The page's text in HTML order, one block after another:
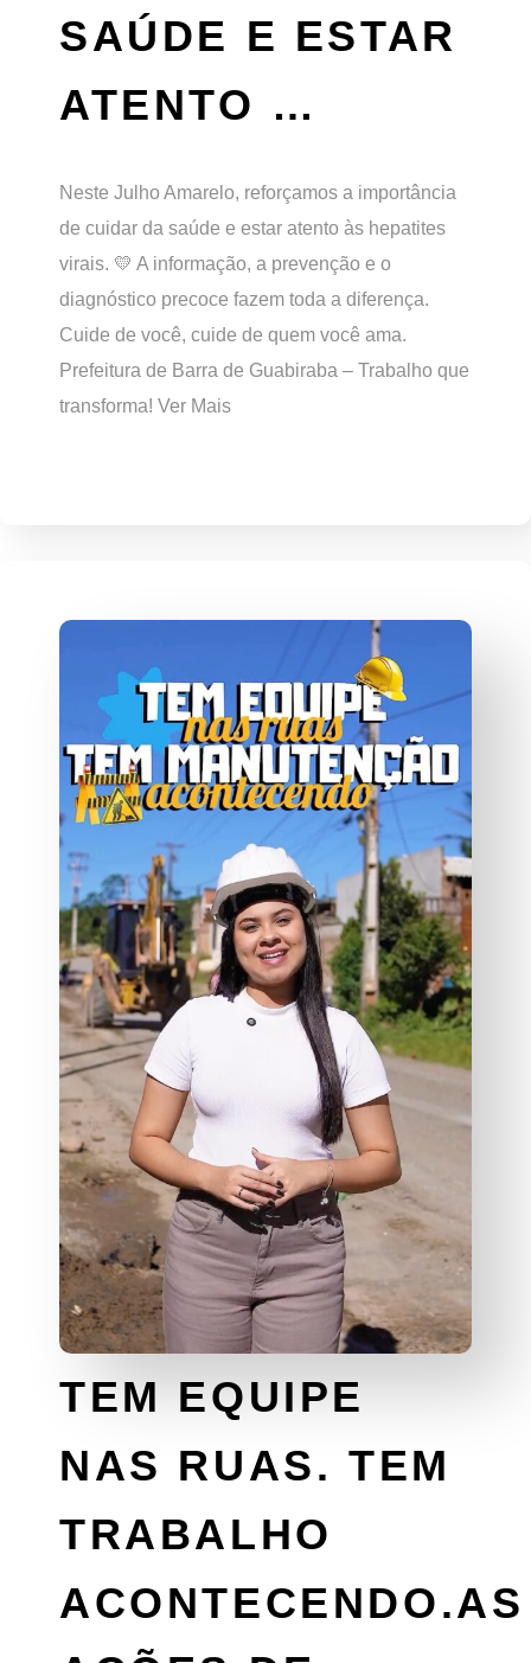
SAÚDE E ESTAR
ATENTO …
Neste Julho Amarelo, reforçamos a importância
de cuidar da saúde e estar atento às hepatites
virais. 💛 A informação, a prevenção e o
diagnóstico precoce fazem toda a diferença.
Cuide de você, cuide de quem você ama.
Prefeitura de Barra de Guabiraba – Trabalho que
transforma! Ver Mais
TEM EQUIPE
NAS RUAS. TEM
TRABALHO
ACONTECENDO.AS